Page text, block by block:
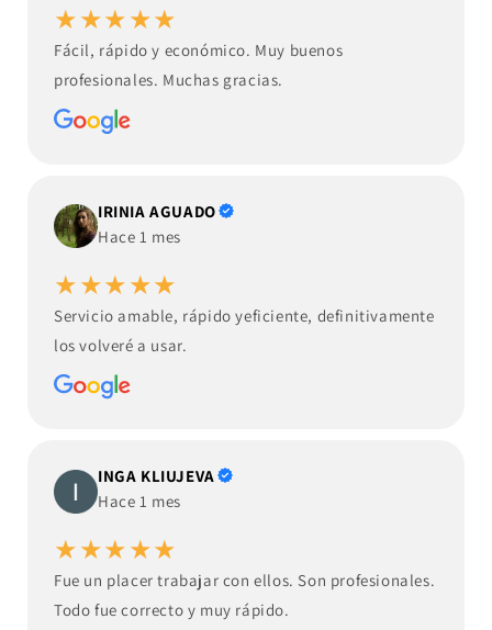
★★★★★
Fácil, rápido y económico. Muy buenos
profesionales. Muchas gracias.
IRINIA AGUADO
Hace 1 mes
★★★★★
Servicio amable, rápido yeficiente, definitivamente
los volveré a usar.
INGA KLIUJEVA
Hace 1 mes
★★★★★
Fue un placer trabajar con ellos. Son profesionales.
Todo fue correcto y muy rápido.